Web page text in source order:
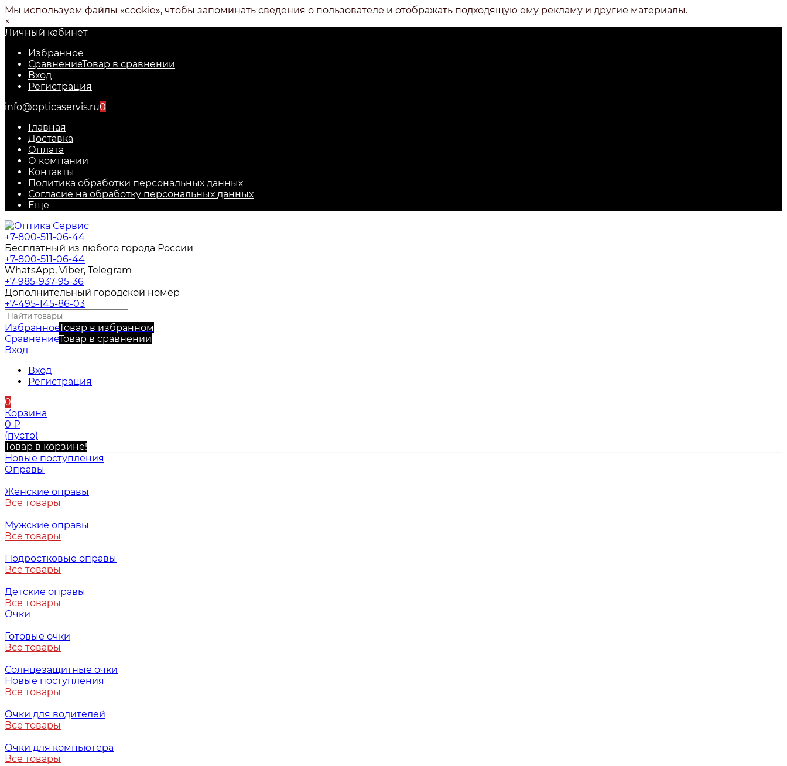
Мы используем файлы «cookie», чтобы запоминать сведения о пользователе и отображать подходящую ему рекламу и другие материалы.
×
Личный кабинет
Избранное
СравнениеТовар в сравнении
Вход
Регистрация
info@opticaservis.ru0
Главная
Доставка
Оплата
О компании
Контакты
Политика обработки персональных данных
Согласие на обработку персональных данных
Еще
+7-800-511-06-44
Бесплатный из любого города России
+7-800-511-06-44
WhatsApp, Viber, Telegram
+7-985-937-95-36
Дополнительный городской номер
+7-495-145-86-03
ИзбранноеТовар в избранном
СравнениеТовар в сравнении
Вход
Вход
Регистрация
0
Корзина
0 ₽
(пусто)
Товар в корзине!
Новые поступления
Оправы
Женские оправы
Все товары
Мужские оправы
Все товары
Подростковые оправы
Все товары
Детские оправы
Все товары
Очки
Готовые очки
Все товары
Солнцезащитные очки
Новые поступления
Все товары
Очки для водителей
Все товары
Очки для компьютера
Все товары